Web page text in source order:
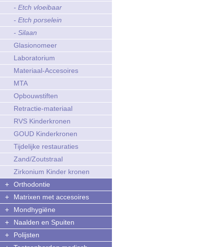
- Etch vloeibaar
- Etch porselein
- Silaan
Glasionomeer
Laboratorium
Materiaal-Accesoires
MTA
Opbouwstiften
Retractie-materiaal
RVS Kinderkronen
GOUD Kinderkronen
Tijdelijke restauraties
Zand/Zoutstraal
Zirkonium Kinder kronen
+ Orthodontie
+ Matrixen met accesoires
+ Mondhygiëne
+ Naalden en Spuiten
+ Polijsten